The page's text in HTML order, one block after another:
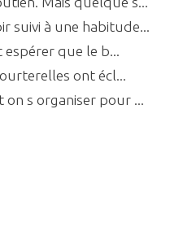
suivi à une habitude...
espérer que le b...
ont écl...
s organiser pour ...